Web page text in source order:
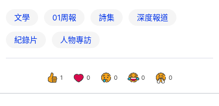
文學 01周報 詩集 深度報道
紀錄片 人物專訪
1 0 0 0 0